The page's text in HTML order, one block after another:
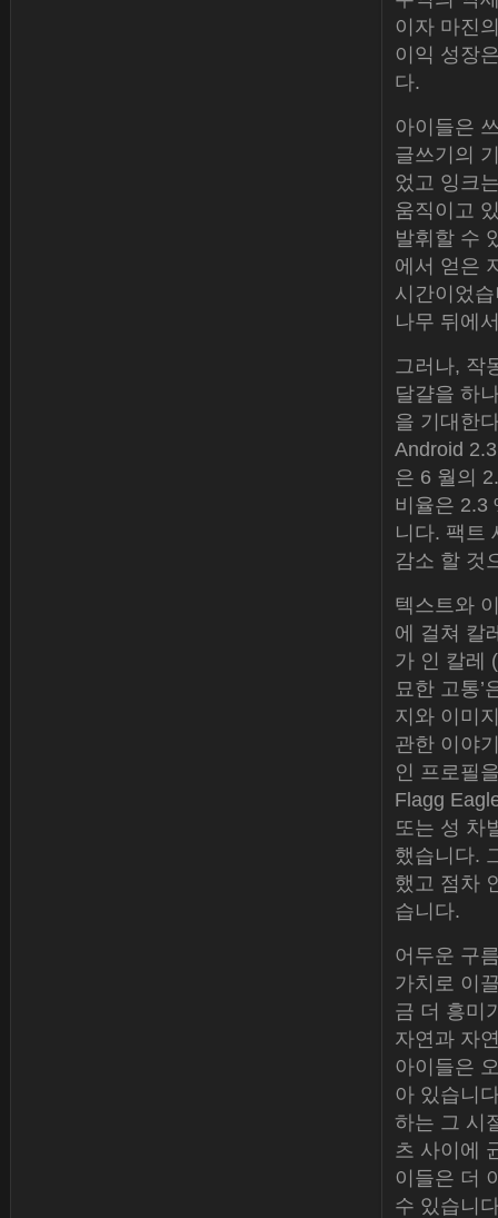
이자 마진
이익 성장
다.
아이들은
글쓰기의
었고 잉크
움직이고
발휘할 수
에서 얻은
시간이었
나무 뒤에
그러나, 작
달걀을 하
을 기대한
Android
은 6 월의
비율은 2.3
니다. 팩트
감소 할 것
텍스트와
에 걸쳐 칼
가 인 칼레
묘한 고통’
지와 이미
관한 이야
인 프로필
Flagg
또는 성 차
했습니다.
했고 점차
습니다.
어두운 구
가치로 이
금 더 흥미
자연과 자
아이들은
아 있습니
하는 그 시
츠 사이에
이들은 더
수 있습니